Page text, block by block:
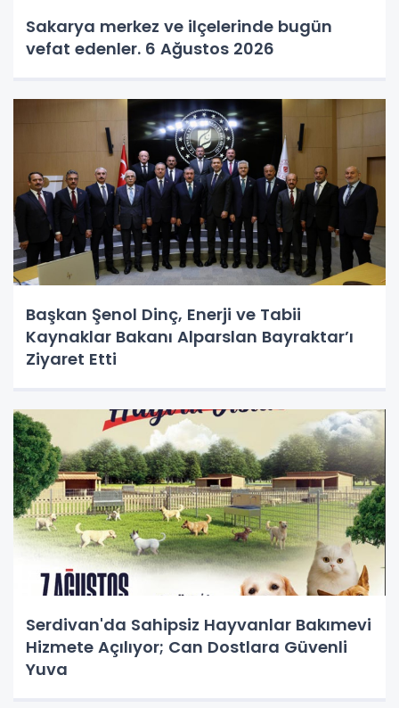
Sakarya merkez ve ilçelerinde bugün
vefat edenler. 6 Ağustos 2026
Başkan Şenol Dinç, Enerji ve Tabii
Kaynaklar Bakanı Alparslan Bayraktar’ı
Ziyaret Etti
Serdivan'da Sahipsiz Hayvanlar Bakımevi
Hizmete Açılıyor; Can Dostlara Güvenli
Yuva